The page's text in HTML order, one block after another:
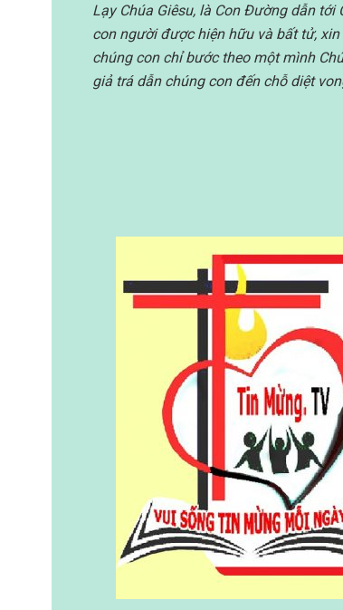
Lạy Chúa Giêsu, là Con Đường dẫn
con người được hiện hữu và bất tử,
chúng con chỉ bước theo một mình
giả trá dẫn chúng con đến chỗ diệt